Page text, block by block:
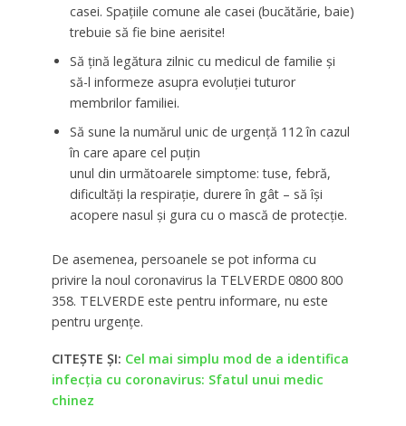
casei. Spaţiile comune ale casei (bucătărie, baie)
trebuie să fie bine aerisite!
Să ţină legătura zilnic cu medicul de familie şi
să-l informeze asupra evoluţiei tuturor
membrilor familiei.
Să sune la numărul unic de urgenţă 112 în cazul
în care apare cel puţin
unul din următoarele simptome: tuse, febră,
dificultăţi la respiraţie, durere în gât – să îşi
acopere nasul şi gura cu o mască de protecţie.
De asemenea, persoanele se pot informa cu
privire la noul coronavirus la TELVERDE 0800 800
358. TELVERDE este pentru informare, nu este
pentru urgenţe.
CITEȘTE ȘI: Cel mai simplu mod de a identifica
infecția cu coronavirus: Sfatul unui medic
chinez